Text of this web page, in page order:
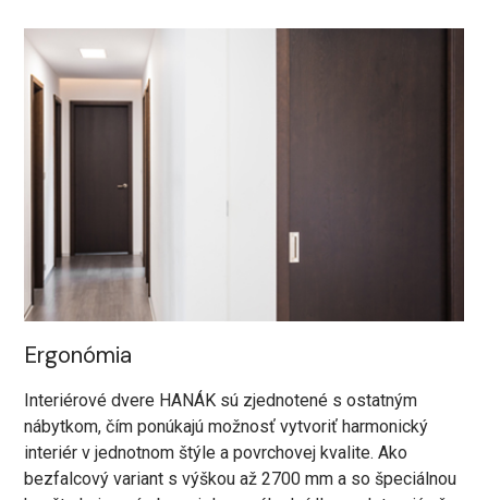
Ergonómia
Interiérové dvere HANÁK sú zjednotené s ostatným
nábytkom, čím ponúkajú možnosť vytvoriť harmonický
interiér v jednotnom štýle a povrchovej kvalite. Ako
bezfalcový variant s výškou až 2700 mm a so špeciálnou